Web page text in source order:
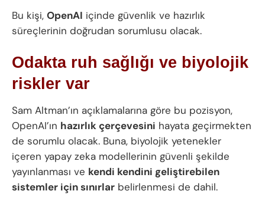
Bu kişi, OpenAI içinde güvenlik ve hazırlık
süreçlerinin doğrudan sorumlusu olacak.
Odakta ruh sağlığı ve biyolojik
riskler var
Sam Altman’ın açıklamalarına göre bu pozisyon,
OpenAI’ın hazırlık çerçevesini hayata geçirmekten
de sorumlu olacak. Buna, biyolojik yetenekler
içeren yapay zeka modellerinin güvenli şekilde
yayınlanması ve kendi kendini geliştirebilen
sistemler için sınırlar belirlenmesi de dahil.